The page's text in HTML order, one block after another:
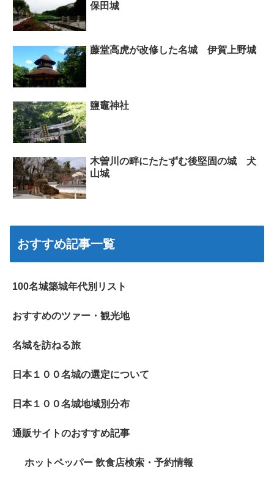
保田城
藤堂高虎が改修した名城 伊賀上野城
鹽竈神社
木曽川の畔にたたずむ後堅固の城 犬
山城
おすすめ記事一覧
100名城築城年代別リスト
おすすめのツァー・観光地
名城を訪ねる旅
日本１００名城の選定について
日本１００名城地域別分布
通販サイトのおすすめ記事
ホットペッパー 飲食店検索・予約情報